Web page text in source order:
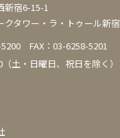
新宿6-15-1
クタワー・ラ・トゥール新
FAX：03-6258-5201
土・日曜日、祝日を除く）